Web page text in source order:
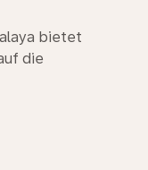
bietet
die